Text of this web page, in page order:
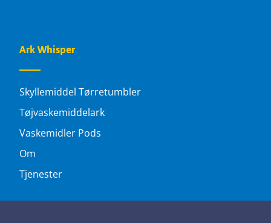
Ark Whisper
Skyllemiddel Tørretumbler
Tøjvaskemiddelark
Vaskemidler Pods
Om
Tjenester